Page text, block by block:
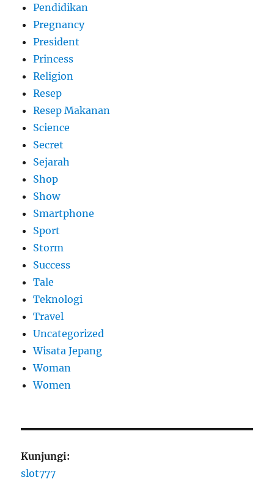
Pendidikan
Pregnancy
President
Princess
Religion
Resep
Resep Makanan
Science
Secret
Sejarah
Shop
Show
Smartphone
Sport
Storm
Success
Tale
Teknologi
Travel
Uncategorized
Wisata Jepang
Woman
Women
Kunjungi:
slot777